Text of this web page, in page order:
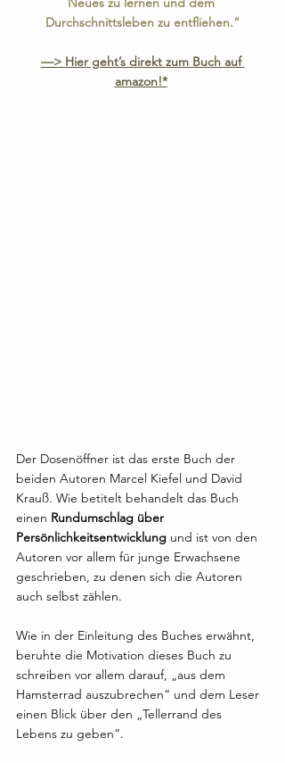
Durchschnittsleben zu entfliehen.“
—> Hier geht’s direkt zum Buch auf
amazon!*
Der Dosenöffner ist das erste Buch der
beiden Autoren Marcel Kiefel und David
Krauß. Wie betitelt behandelt das Buch
einen Rundumschlag über
Persönlichkeitsentwicklung und ist von den
Autoren vor allem für junge Erwachsene
geschrieben, zu denen sich die Autoren
auch selbst zählen.
Wie in der Einleitung des Buches erwähnt,
beruhte die Motivation dieses Buch zu
schreiben vor allem darauf, „aus dem
Hamsterrad auszubrechen“ und dem Leser
einen Blick über den „Tellerrand des
Lebens zu geben“.